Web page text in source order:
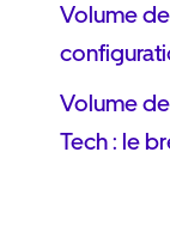
Volume
Volume
Tech : le